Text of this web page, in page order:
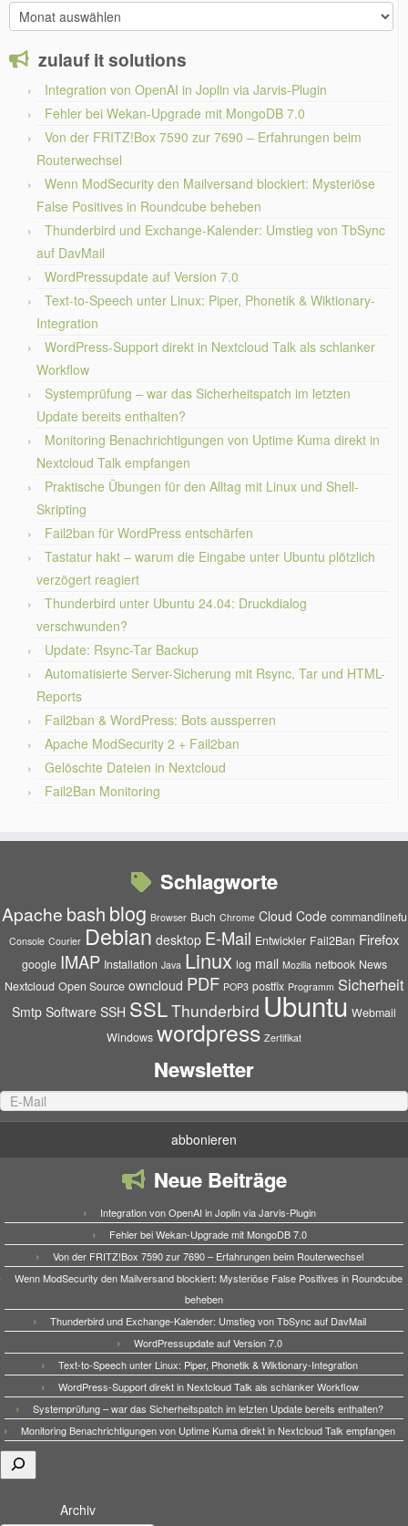
Archiv
zulauf it solutions
Integration von OpenAI in Joplin via Jarvis-Plugin
Fehler bei Wekan-Upgrade mit MongoDB 7.0
Von der FRITZ!Box 7590 zur 7690 – Erfahrungen beim
Routerwechsel
Wenn ModSecurity den Mailversand blockiert: Mysteriöse
False Positives in Roundcube beheben
Thunderbird und Exchange-Kalender: Umstieg von TbSync
auf DavMail
WordPressupdate auf Version 7.0
Text-to-Speech unter Linux: Piper, Phonetik & Wiktionary-
Integration
WordPress-Support direkt in Nextcloud Talk als schlanker
Workflow
Systemprüfung – war das Sicherheitspatch im letzten
Update bereits enthalten?
Monitoring Benachrichtigungen von Uptime Kuma direkt in
Nextcloud Talk empfangen
Praktische Übungen für den Alltag mit Linux und Shell-
Skripting
Fail2ban für WordPress entschärfen
Tastatur hakt – warum die Eingabe unter Ubuntu plötzlich
verzögert reagiert
Thunderbird unter Ubuntu 24.04: Druckdialog
verschwunden?
Update: Rsync-Tar Backup
Automatisierte Server-Sicherung mit Rsync, Tar und HTML-
Reports
Fail2ban & WordPress: Bots aussperren
Apache ModSecurity 2 + Fail2ban
Gelöschte Dateien in Nextcloud
Fail2Ban Monitoring
Schlagworte
Apache bash blog Browser Buch Chrome Cloud Code commandlinefu
Console Courier Debian desktop E-Mail Entwickler Fail2Ban Firefox
google IMAP Installation Java Linux log mail Mozilla netbook News
Nextcloud Open Source owncloud PDF POP3 postfix Programm Sicherheit
Smtp Software SSH SSLThunderbird Ubuntu Webmail
Windows wordpress Zertifikat
Newsletter
Neue Beiträge
Integration von OpenAI in Joplin via Jarvis-Plugin
Fehler bei Wekan-Upgrade mit MongoDB 7.0
Von der FRITZ!Box 7590 zur 7690 – Erfahrungen beim Routerwechsel
Wenn ModSecurity den Mailversand blockiert: Mysteriöse False Positives in Roundcube
beheben
Thunderbird und Exchange-Kalender: Umstieg von TbSync auf DavMail
WordPressupdate auf Version 7.0
Text-to-Speech unter Linux: Piper, Phonetik & Wiktionary-Integration
WordPress-Support direkt in Nextcloud Talk als schlanker Workflow
Systemprüfung – war das Sicherheitspatch im letzten Update bereits enthalten?
Monitoring Benachrichtigungen von Uptime Kuma direkt in Nextcloud Talk empfangen
Suchen
Archiv